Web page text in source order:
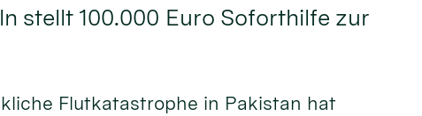
stellt 100.000 Euro Soforthilfe zur
Flut­katas­trophe in Pakis­tan hat